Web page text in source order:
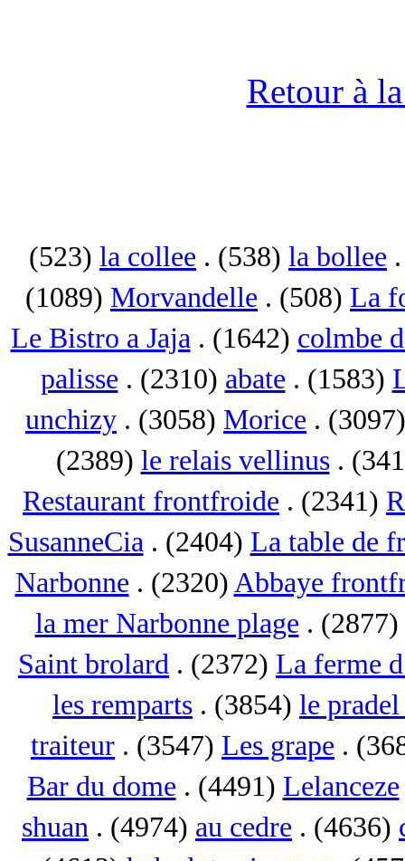
Retour à
(523) la collee . (538) la bollee
(1089) Morvandelle . (508) La
Le Bistro a Jaja. (1642) colmbe
palisse . (2310) abate . (1583)
unchizy . (3058) Morice .
(2389) le relais vellinus.
Restaurant frontfroide . (2341)
SusanneCia. (2404) La table de
Narbonne . (2320) Abbaye
la mer Narbonne plage . (2877)
Saint brolard . (2372) La ferme
les remparts . (3854) le
traiteur . (3547) Les grape .
Bar du dome . (4491) Lelanceze
shuan . (4974) au cedre . (4636)